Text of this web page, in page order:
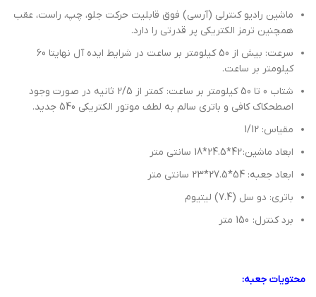
ماشین رادیو کنترلی (آرسی) فوق قابلیت حرکت جلو، چپ، راست، عقب
همچنین ترمز الکتریکی پر قدرتی را دارد.
سرعت: بیش از 50 کیلومتر بر ساعت در شرایط ایده آل نهایتا 60
کیلومتر بر ساعت.
شتاب 0 تا 50 کیلومتر بر ساعت: کمتر از 2/5 ثانیه در صورت وجود
اصطحکاک کافی و باتری سالم به لطف موتور الکتریکی 540 جدید.
مقیاس: 1/12
ابعاد ماشین: 42*24.5*18 سانتی متر
ابعاد جعبه: 54*27.5*23 سانتی متر
باتری: دو سل (7.4) لیتیوم
برد کنترل: 150 متر
محتویات جعبه: